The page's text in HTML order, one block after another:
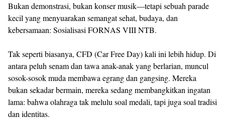
Bukan demonstrasi, bukan konser musik—tetapi sebuah parade
kecil yang menyuarakan semangat sehat, budaya, dan
kebersamaan: Sosialisasi FORNAS VIII NTB.
Tak seperti biasanya, CFD (Car Free Day) kali ini lebih hidup. Di
antara peluh senam dan tawa anak-anak yang berlarian, muncul
sosok-sosok muda membawa egrang dan gangsing. Mereka
bukan sekadar bermain, mereka sedang membangkitkan ingatan
lama: bahwa olahraga tak melulu soal medali, tapi juga soal tradisi
dan identitas.